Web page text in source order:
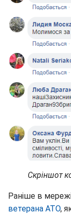
Скріншот
Раніше в
ветерана АТО,